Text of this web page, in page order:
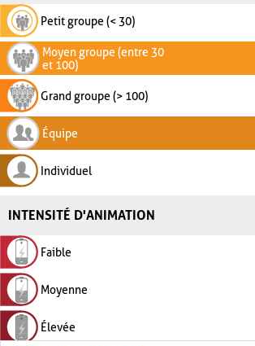
Petit groupe (< 30)
Moyen groupe (entre 30
et 100)
Grand groupe (> 100)
Équipe
Individuel
INTENSITÉ D'ANIMATION
Faible
Moyenne
Élevée